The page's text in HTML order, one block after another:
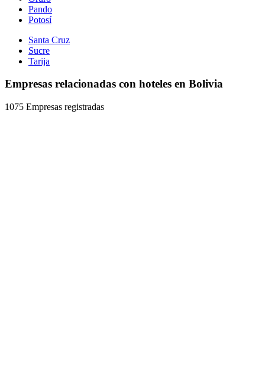
Pando
Potosí
Santa Cruz
Sucre
Tarija
Empresas relacionadas con hoteles en Bolivia
1075 Empresas registradas